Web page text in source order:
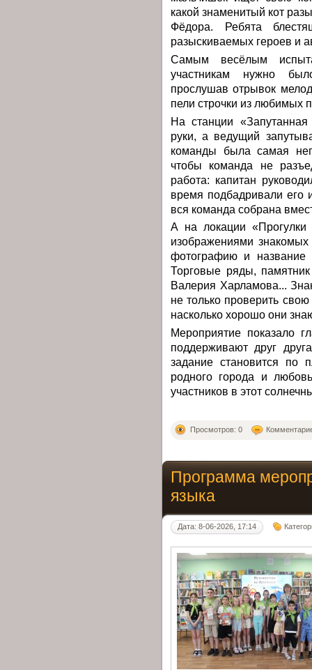
какой знаменитый кот
Фёдора. Ребята
разыскиваемых героев и
Самым весёлым
участникам нужно
прослушав отрывок
пели строчки из любимых
На станции
руки, а ведущий
команды была самая
чтобы команда не
работа: капитан
время подбадривали его
вся команда собрана
А на локации «Прогулки
изображениями
фотографию и название
Торговые ряды,
Валерия Харламова...
не только проверить
насколько хорошо они
Мероприятие показало
поддерживают друг
задание становится по
родного города и
участников в этот
Просмотров: 0
Программа
языка
Дата: 8-06-2026, 17:14